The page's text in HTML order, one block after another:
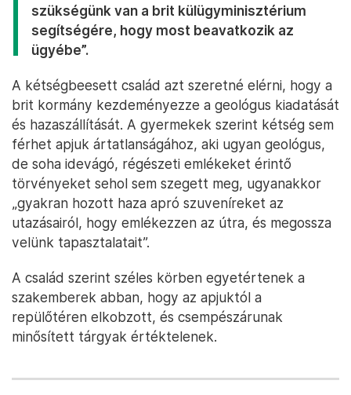
szükségünk van a brit külügyminisztérium
segítségére, hogy most beavatkozik az
ügyébe”.
A kétségbeesett család azt szeretné elérni, hogy a
brit kormány kezdeményezze a geológus kiadatását
és hazaszállítását. A gyermekek szerint kétség sem
férhet apjuk ártatlanságához, aki ugyan geológus,
de soha idevágó, régészeti emlékeket érintő
törvényeket sehol sem szegett meg, ugyanakkor
„gyakran hozott haza apró szuveníreket az
utazásairól, hogy emlékezzen az útra, és megossza
velünk tapasztalatait”.
A család szerint széles körben egyetértenek a
szakemberek abban, hogy az apjuktól a
repülőtéren elkobzott, és csempészárunak
minősített tárgyak értéktelenek.